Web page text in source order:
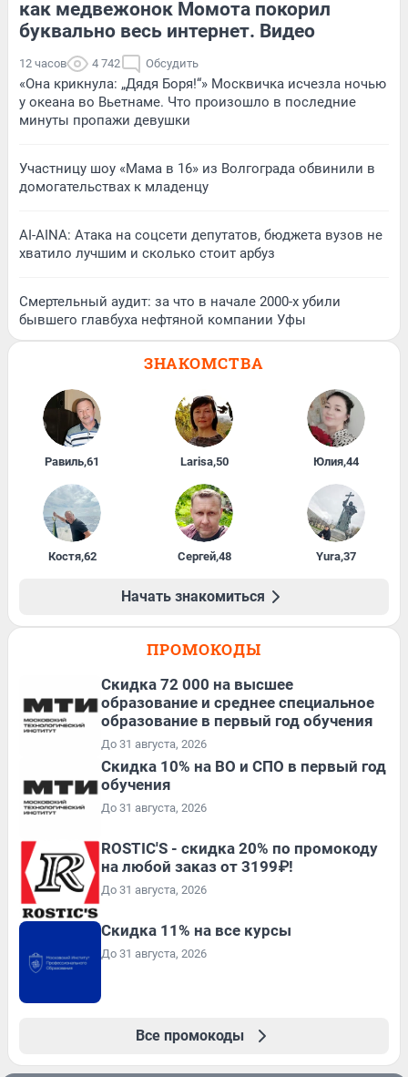
как медвежонок Момота покорил
буквально весь интернет. Видео
12 часов 4 742 Обсудить
«Она крикнула: „Дядя Боря!“» Москвичка исчезла ночью
у океана во Вьетнаме. Что произошло в последние
минуты пропажи девушки
Участницу шоу «Мама в 16» из Волгограда обвинили в
домогательствах к младенцу
AI-AINA: Атака на соцсети депутатов, бюджета вузов не
хватило лучшим и сколько стоит арбуз
Смертельный аудит: за что в начале 2000-х убили
бывшего главбуха нефтяной компании Уфы
ЗНАКОМСТВА
Равиль,61 Larisa,50 Юлия,44
Костя,62 Сергей,48 Yura,37
Начать знакомиться
ПРОМОКОДЫ
Скидка 72 000 на высшее
образование и среднее специальное
образование в первый год обучения
До 31 августа, 2026
Скидка 10% на ВО и СПО в первый год
обучения
До 31 августа, 2026
ROSTIC'S - скидка 20% по промокоду
на любой заказ от 3199₽!
До 31 августа, 2026
Скидка 11% на все курсы
До 31 августа, 2026
Все промокоды